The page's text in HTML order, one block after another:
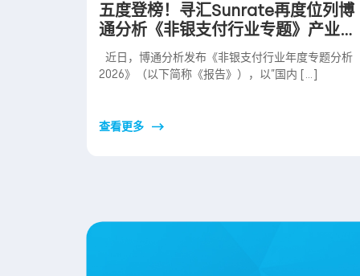
五度登榜！寻汇Sunrate再度位列博
通分析《非银支付行业专题》产业图
谱
近日，博通分析发布《非银支付行业年度专题分析
2026》（以下简称《报告》），以”国内 […]
查看更多